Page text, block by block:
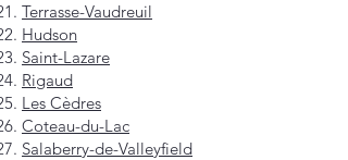
Terrasse-Vaudreuil
Hudson
Saint-Lazare
Rigaud
Les Cèdres
Coteau-du-Lac
Salaberry-de-Valleyfield